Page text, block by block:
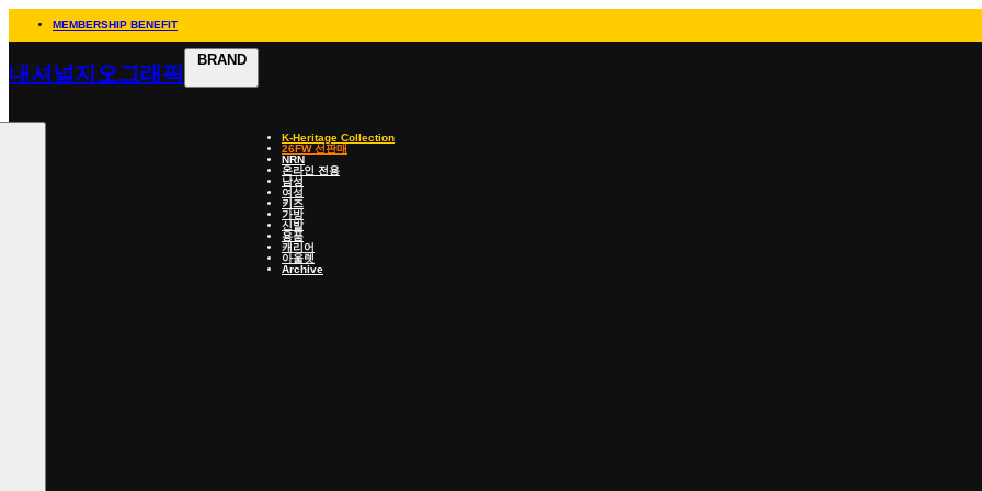
MEMBERSHIP BENEFIT
내셔널지오그래픽
BRAND
K-Heritage Collection
26FW 선판매
NRN
온라인 전용
남성
여성
키즈
가방
신발
용품
캐리어
아울렛
Archive